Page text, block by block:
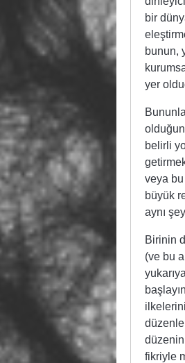
bir
bunun,
yer
belirli
veya
büyük
aynı
Birinin
(ve bu
fikriyle